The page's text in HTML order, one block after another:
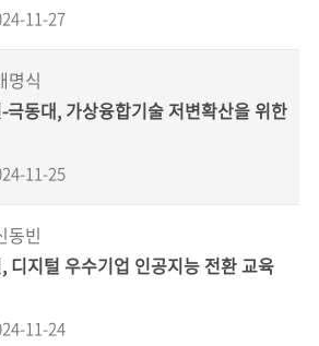
11-27
명식
극동대, 가상융합기술 저변확산을 위한
11-25
동빈
디지털 우수기업 인공지능 전환 교육
11-24